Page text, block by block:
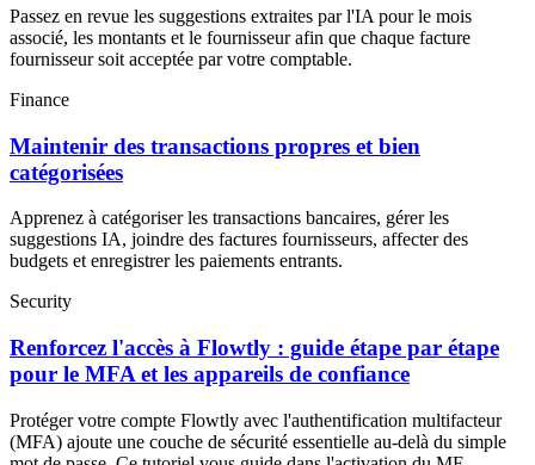
Passez en revue les suggestions extraites par l'IA pour le mois
associé, les montants et le fournisseur afin que chaque facture
fournisseur soit acceptée par votre comptable.
Finance
Maintenir des transactions propres et bien
catégorisées
Apprenez à catégoriser les transactions bancaires, gérer les
suggestions IA, joindre des factures fournisseurs, affecter des
budgets et enregistrer les paiements entrants.
Security
Renforcez l'accès à Flowtly : guide étape par étape
pour le MFA et les appareils de confiance
Protéger votre compte Flowtly avec l'authentification multifacteur
(MFA) ajoute une couche de sécurité essentielle au-delà du simple